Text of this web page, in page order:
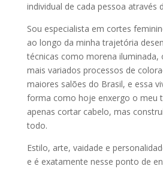
individual de cada pessoa através
Sou especialista em cortes
ao longo da minha trajetória
técnicas como morena iluminada,
mais variados processos de
maiores salões do Brasil, e essa
forma como hoje enxergo o meu
apenas cortar cabelo, mas
todo.
Estilo, arte, vaidade e
e é exatamente nesse ponto de